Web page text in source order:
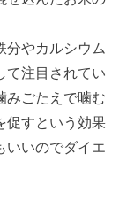
分やカルシウム
て注目されてい
みごたえで噛む
促すという効果
いいのでダイエ